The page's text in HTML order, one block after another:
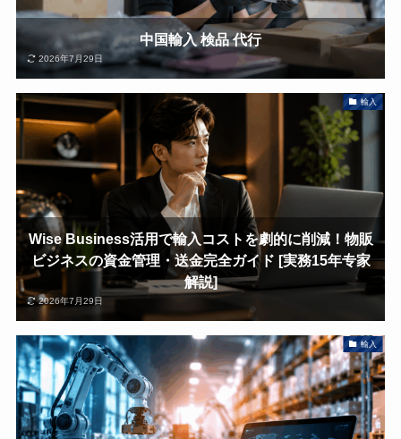
中国輸入 検品 代行
2026年7月29日
輸入
Wise Business活用で輸入コストを劇的に削減！物販
ビジネスの資金管理・送金完全ガイド [実務15年专家
解説]
2026年7月29日
輸入